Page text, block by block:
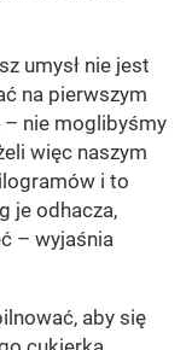
umysł nie jest
na pierwszym
– nie moglibyśmy
więc naszym
i to
je odhacza,
– wyjaśnia
aby się